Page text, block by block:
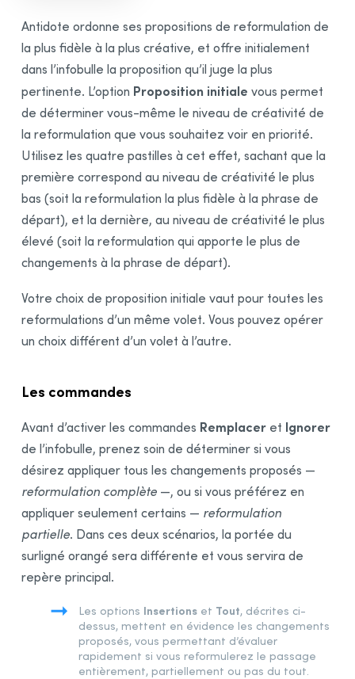
Antidote ordonne ses propositions de reformulation de
la plus fidèle à la plus créative, et offre initialement
dans l’infobulle la proposition qu’il juge la plus
pertinente. L’option Proposition initiale vous permet
de déterminer vous-même le niveau de créativité de
la reformulation que vous souhaitez voir en priorité.
Utilisez les quatre pastilles à cet effet, sachant que la
première correspond au niveau de créativité le plus
bas (soit la reformulation la plus fidèle à la phrase de
départ), et la dernière, au niveau de créativité le plus
élevé (soit la reformulation qui apporte le plus de
changements à la phrase de départ).
Votre choix de proposition initiale vaut pour toutes les
reformulations d’un même volet. Vous pouvez opérer
un choix différent d’un volet à l’autre.
Les commandes
Avant d’activer les commandes Remplacer et Ignorer
de l’infobulle, prenez soin de déterminer si vous
désirez appliquer tous les changements proposés —
reformulation complète —, ou si vous préférez en
appliquer seulement certains — reformulation
partielle. Dans ces deux scénarios, la portée du
surligné orangé sera différente et vous servira de
repère principal.
Les options Insertions et Tout, décrites ci-
dessus, mettent en évidence les changements
proposés, vous permettant d’évaluer
rapidement si vous reformulerez le passage
entièrement, partiellement ou pas du tout.